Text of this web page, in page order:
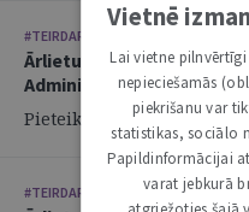
#TEIRDARBS
Ārlietu ministrija aicina
Administratīvi tiesiskās
Pieteikšanās līdz:
#TEIRDARBS
Vietnē
Lai vietne
nepieciešamās
piekrišanu var
statistikas, sociālo
Papildinformācijai
varat jebkurā